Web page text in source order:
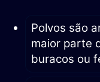
Polvos são
maior parte
buracos ou